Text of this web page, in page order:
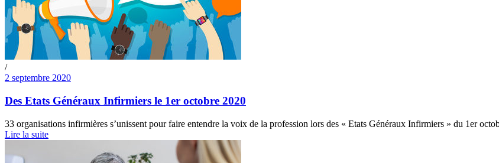
/
2 septembre 2020
Des Etats Généraux Infirmiers le 1er octobre 2020
33 organisations infirmières s’unissent pour faire entendre la voix de la profession lors des « Etats Généraux Infirmiers » du 1er
Lire la suite